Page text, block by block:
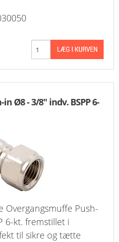
Ø8 - 3/8" indv. BSPP 6-
Overgangsmuffe Push-
6-kt. fremstillet i
til sikre og tætte